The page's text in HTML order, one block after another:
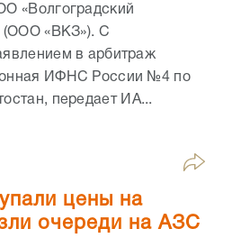
«Волгоградский
(ООО «ВКЗ»). С
в арбитраж
ИФНС России №4 по
передает ИА...
цены на
очереди на АЗС